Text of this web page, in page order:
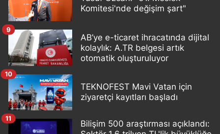
Komitesi'nde değişim şart"
AB’ye e-ticaret ihracatında dijital
kolaylık: A.TR belgesi artık
otomatik oluşturuluyor
9
TEKNOFEST Mavi Vatan için
ziyaretçi kayıtları başladı
10
Bilişim 500 araştırması açıklandı:
11